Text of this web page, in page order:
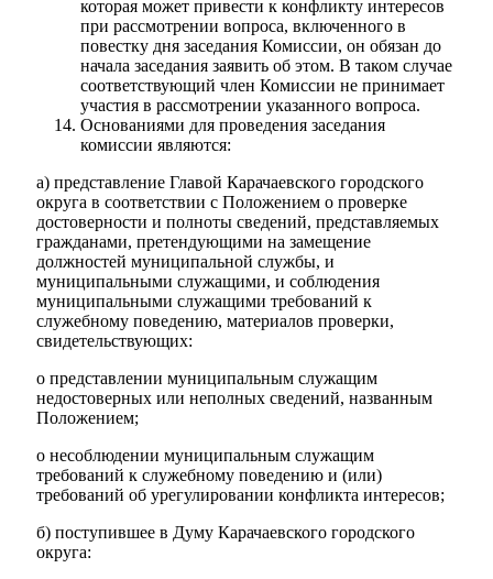
которая может привести к конфликту интересов
при рассмотрении вопроса, включенного в
повестку дня заседания Комиссии, он обязан до
начала заседания заявить об этом. В таком случае
соответствующий член Комиссии не принимает
участия в рассмотрении указанного вопроса.
Основаниями для проведения заседания
комиссии являются:
а) представление Главой Карачаевского городского
округа в соответствии с Положением о проверке
достоверности и полноты сведений, представляемых
гражданами, претендующими на замещение
должностей муниципальной службы, и
муниципальными служащими, и соблюдения
муниципальными служащими требований к
служебному поведению, материалов проверки,
свидетельствующих:
о представлении муниципальным служащим
недостоверных или неполных сведений, названным
Положением;
о несоблюдении муниципальным служащим
требований к служебному поведению и (или)
требований об урегулировании конфликта интересов;
б) поступившее в Думу Карачаевского городского
округа:
КСП КГО